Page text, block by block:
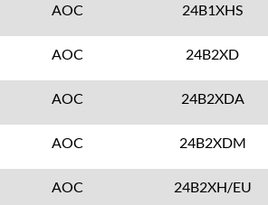
AOC 24B1XHS
AOC 24B2XD
AOC 24B2XDA
AOC 24B2XDM
AOC 24B2XH/EU